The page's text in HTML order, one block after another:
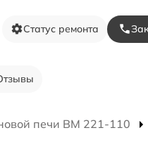
Статус ремонта
печи BM 221-110